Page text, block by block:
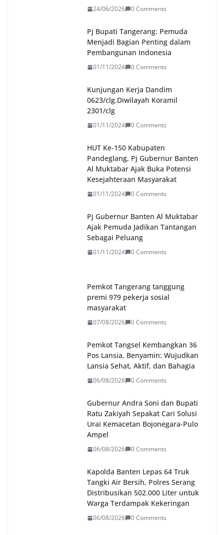
24/06/2026 0 Comments
Pj Bupati Tangerang: Pemuda
Menjadi Bagian Penting dalam
Pembangunan Indonesia
01/11/2024 0 Comments
Kunjungan Kerja Dandim
0623/clg.Diwilayah Koramil
2301/clg
01/11/2024 0 Comments
HUT Ke-150 Kabupaten
Pandeglang, Pj Gubernur Banten
Al Muktabar Ajak Buka Potensi
Kesejahteraan Masyarakat
01/11/2024 0 Comments
Pj Gubernur Banten Al Muktabar
Ajak Pemuda Jadikan Tantangan
Sebagai Peluang
01/11/2024 0 Comments
Pemkot Tangerang tanggung
premi 979 pekerja sosial
masyarakat
07/08/2026 0 Comments
Pemkot Tangsel Kembangkan 36
Pos Lansia, Benyamin: Wujudkan
Lansia Sehat, Aktif, dan Bahagia
06/08/2026 0 Comments
Gubernur Andra Soni dan Bupati
Ratu Zakiyah Sepakat Cari Solusi
Urai Kemacetan Bojonegara-Pulo
Ampel
06/08/2026 0 Comments
Kapolda Banten Lepas 64 Truk
Tangki Air Bersih, Polres Serang
Distribusikan 502.000 Liter untuk
Warga Terdampak Kekeringan
06/08/2026 0 Comments